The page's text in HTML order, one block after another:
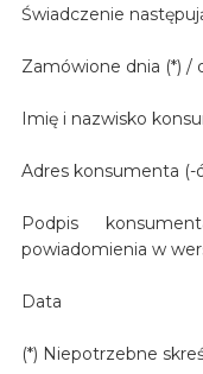
Świadczenie
Zamówione dnia (*) /
Imię i nazwisko
Adres konsumenta (-
Podpis
powiadomienia w
Data
(*) Niepotrzebne